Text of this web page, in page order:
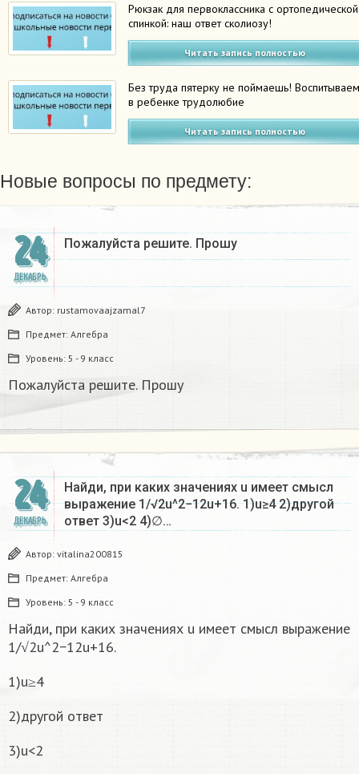
Рюкзак для первоклассника с ортопедической
спинкой: наш ответ сколиозу!
Читать запись полностью
Без труда пятерку не поймаешь!
в ребенке трудолюбие
Читать запись полностью
Новые вопросы по предмету:
24
ДЕКАБРЬ
Пожалуйста решите. Прошу
Автор: rustamovaajzamal7
Предмет: Алгебра
Уровень: 5 - 9 класс
Пожалуйста решите. Прошу
24
ДЕКАБРЬ
Найди, при каких значениях u имеет смысл
выражение 1/√2u^2−12u+16. 1)u≥4 2)другой
ответ 3)u<2 4)∅…
Автор: vitalina200815
Предмет: Алгебра
Уровень: 5 - 9 класс
Найди, при каких значениях u имеет смысл выражение
1/√2u^2−12u+16.
1)u≥4
2)другой ответ
3)u<2